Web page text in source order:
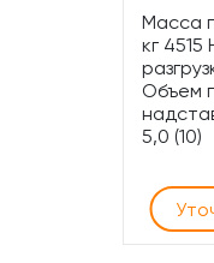
Масса
кг
Объем
5,0 (10)